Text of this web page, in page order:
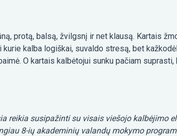
protą, balsą, žvilgsnį ir net klausą. Kartais
kalba logiškai, suvaldo stresą, bet
O kartais kalbėtojui sunku pačiam suprasti,
reikia susipažinti su visais viešojo kalbėjimo
8-ių akademinių valandų mokymo